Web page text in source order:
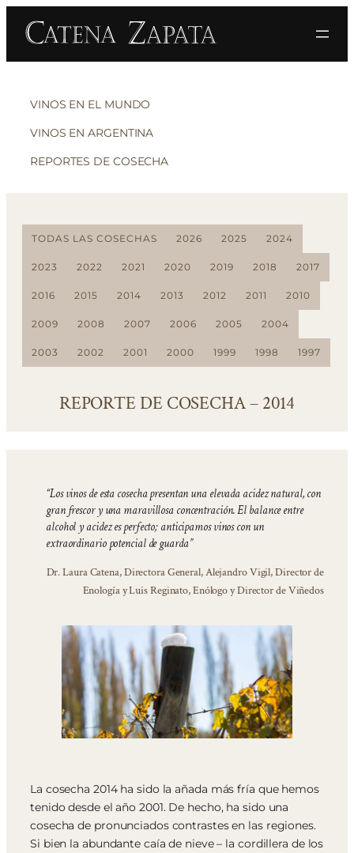
VINOS EN EL MUNDO
VINOS EN ARGENTINA
REPORTES DE COSECHA
TODAS LAS COSECHAS 2026 2025 2024
2023 2022 2021 2020 2019 2018 2017
2016 2015 2014 2013 2012 2011 2010
2009 2008 2007 2006 2005 2004
2003 2002 2001 2000 1999 1998 1997
REPORTE DE COSECHA – 2014
“Los vinos de esta cosecha presentan una elevada acidez natural, con
gran frescor y una maravillosa concentración. El balance entre
alcohol y acidez es perfecto; anticipamos vinos con un
extraordinario potencial de guarda”
Dr. Laura Catena, Directora General, Alejandro Vigil, Director de
Enología y Luis Reginato, Enólogo y Director de Viñedos
La cosecha 2014 ha sido la añada más fría que hemos
tenido desde el año 2001. De hecho, ha sido una
cosecha de pronunciados contrastes en las regiones.
Si bien la abundante caía de nieve – la cordillera de los